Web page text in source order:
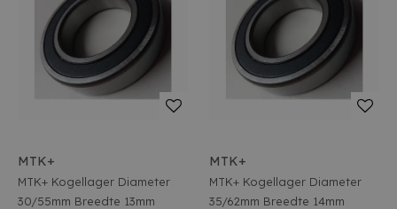
MTK+
MTK+ Kogellager Diameter
30/55mm Breedte 13mm
MTK+
MTK+ Kogellager Diameter
35/62mm Breedte 14mm